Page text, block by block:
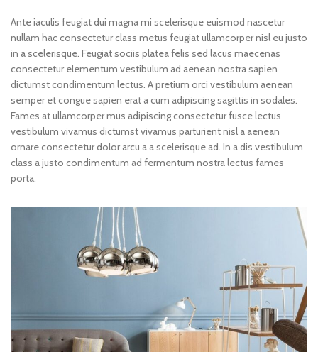
Ante iaculis feugiat dui magna mi scelerisque euismod nascetur
nullam hac consectetur class metus feugiat ullamcorper nisl eu justo
in a scelerisque. Feugiat sociis platea felis sed lacus maecenas
consectetur elementum vestibulum ad aenean nostra sapien
dictumst condimentum lectus. A pretium orci vestibulum aenean
semper et congue sapien erat a cum adipiscing sagittis in sodales.
Fames at ullamcorper mus adipiscing consectetur fusce lectus
vestibulum vivamus dictumst vivamus parturient nisl a aenean
ornare consectetur dolor arcu a a scelerisque ad. In a dis vestibulum
class a justo condimentum ad fermentum nostra lectus fames
porta.